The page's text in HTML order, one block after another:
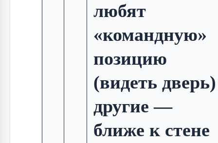
любят
«командную»
позицию
(видеть
другие —
ближе к стене